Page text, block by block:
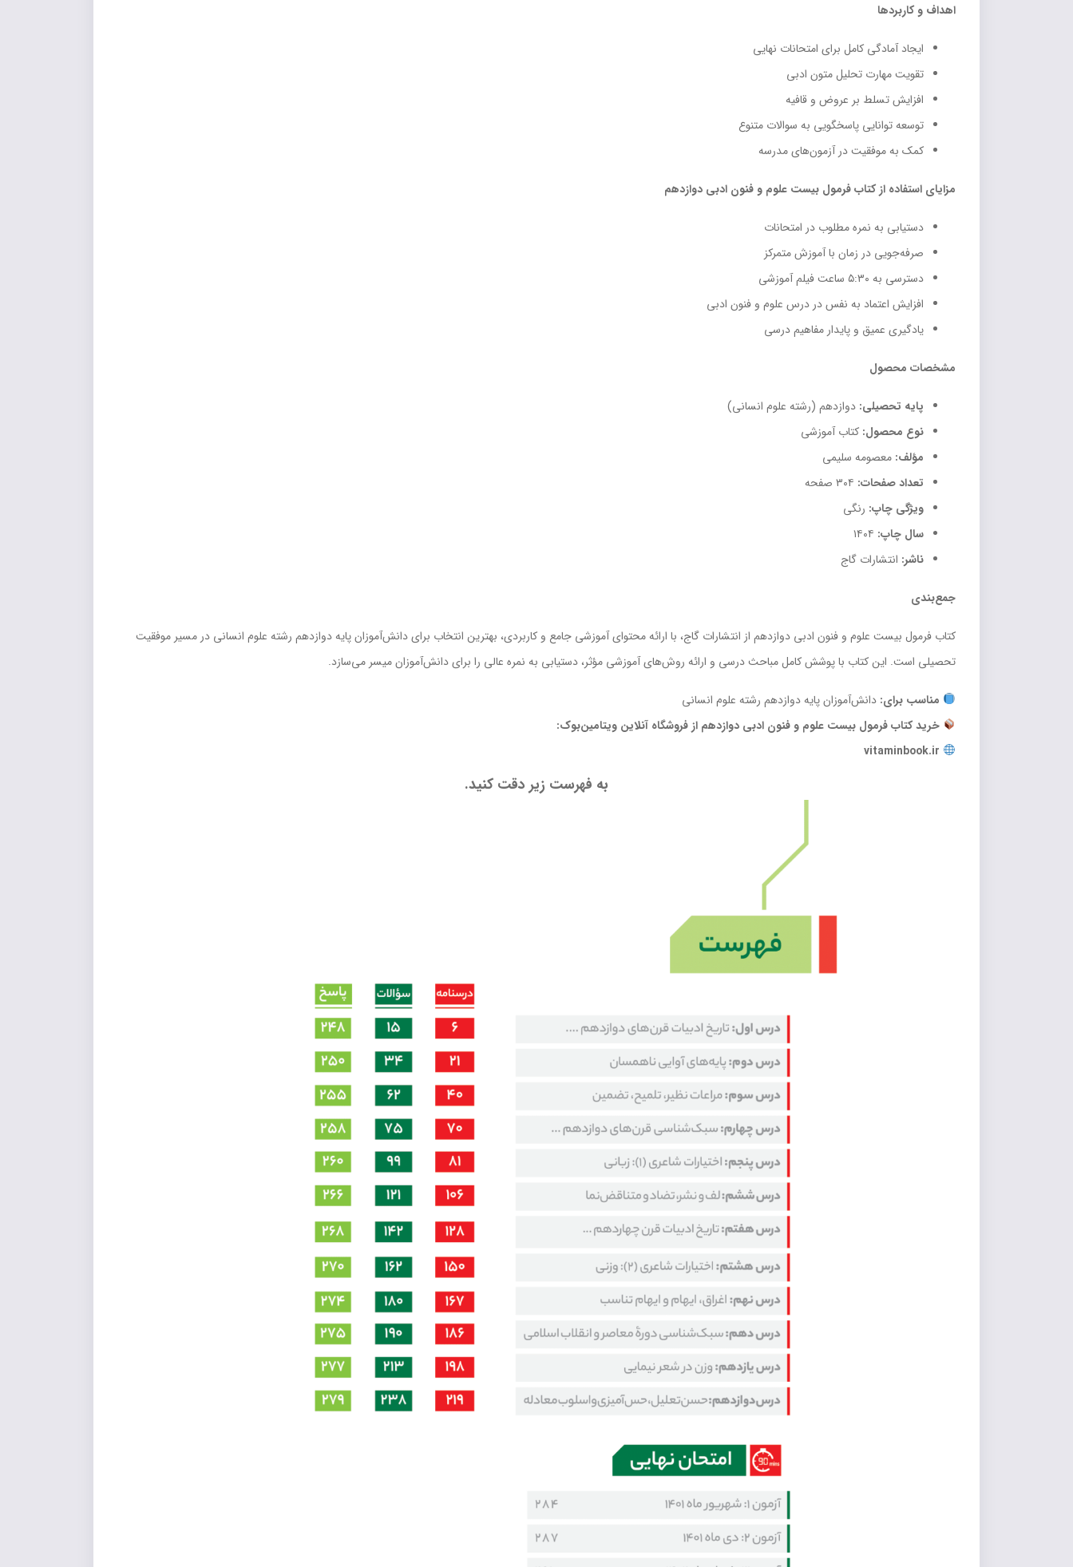
اهداف و کاربردها
ایجاد آمادگی کامل برای امتحانات نهایی
تقویت مهارت تحلیل متون ادبی
افزایش تسلط بر عروض و قافیه
توسعه توانایی پاسخگویی به سوالات متنوع
کمک به موفقیت در آزمون‌های مدرسه
مزایای استفاده از کتاب فرمول بیست علوم و فنون ادبی دوازدهم
دستیابی به نمره مطلوب در امتحانات
صرفه‌جویی در زمان با آموزش متمرکز
دسترسی به ۵:۳۰ ساعت فیلم آموزشی
افزایش اعتماد به نفس در درس علوم و فنون ادبی
یادگیری عمیق و پایدار مفاهیم درسی
مشخصات محصول
پایه تحصیلی: دوازدهم (رشته علوم انسانی)
نوع محصول: کتاب آموزشی
مؤلف: معصومه سلیمی
تعداد صفحات:
ویژگی چاپ: رنگی
سال چاپ:
ناشر: انتشارات گاج
جمع‌بندی
کتاب فرمول بیست علوم و فنون ادبی دوازدهم از انتشارات گاج، با ارائه محتوای آموزشی جامع و کاربردی، بهترین انتخاب برای دانش‌آموزان پایه دوازدهم رشته علوم انسانی در مسیر موفقیت
تحصیلی است. این کتاب با پوشش کامل مباحث درسی و ارائه روش‌های آموزشی مؤثر، دستیابی به نمره عالی را برای دانش‌آموزان میسر می‌سازد.
مناسب برای: دانش‌آموزان پایه دوازدهم رشته علوم انسانی
خرید کتاب فرمول بیست علوم و فنون ادبی دوازدهم از فروشگاه آنلاین ویتامین‌بوک:
vitaminbook.ir
به فهرست زیر دقت کنید.